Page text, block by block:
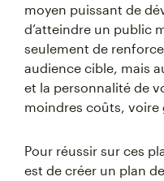
moyen puissant de
d’atteindre un public
seulement de
audience cible, mais
et la personnalité de
moindres coûts,
Pour réussir sur ces
est de créer un plan